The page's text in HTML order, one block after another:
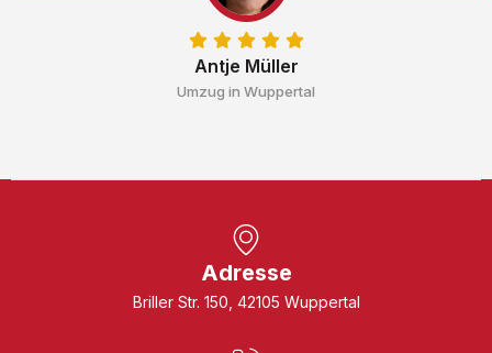
Antje Müller
Umzug in Wuppertal
Adresse
Briller Str. 150, 42105 Wuppertal